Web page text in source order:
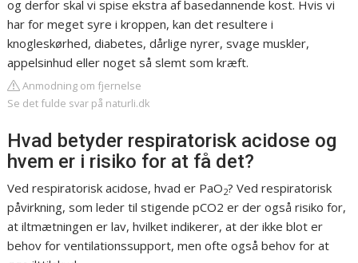
og derfor skal vi spise ekstra af basedannende kost. Hvis vi
har for meget syre i kroppen, kan det resultere i
knogleskørhed, diabetes, dårlige nyrer, svage muskler,
appelsinhud eller noget så slemt som kræft.
Anmodning om fjernelse
Se det fulde svar på naturli.dk
Hvad betyder respiratorisk acidose og
hvem er i risiko for at få det?
Ved respiratorisk acidose, hvad er PaO2? Ved respiratorisk
påvirkning, som leder til stigende pCO2 er der også risiko for,
at iltmætningen er lav, hvilket indikerer, at der ikke blot er
behov for ventilationssupport, men ofte også behov for at